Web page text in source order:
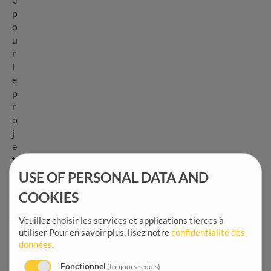
p
o
u
r
l
e
p
r
o
j
e
t
USE OF PERSONAL DATA AND
COOKIES
Veuillez choisir les services et applications tierces à
utiliser Pour en savoir plus, lisez notreconfidentialité des
données.
Fonctionnel (toujours requis)